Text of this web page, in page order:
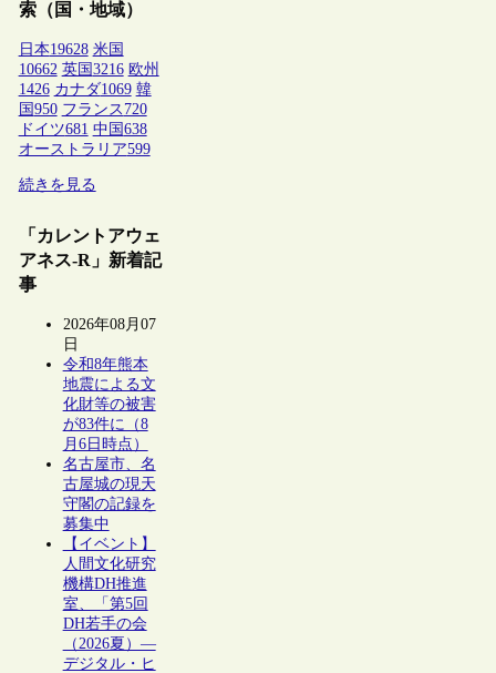
索（国・地域）
日本19628 米国
10662 英国 3216 欧州
1426 カナダ1069 韓
国 950 フランス 720
ドイツ681 中国 638
オーストラリア599
続きを見る
「カレントアウェ
アネス-R」新着記
事
2026年08月07
日
令和8年熊本
地震による文
化財等の被害
が83件に（8
月6日時点）
名古屋市、名
古屋城の現天
守閣の記録を
募集中
【イベント】
人間文化研究
機構DH推進
室、「第5回
DH若手の会
（2026夏）―
デジタル・ヒ